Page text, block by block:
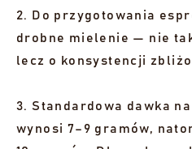
2. Do przygotowania
drobne mielenie — nie
lecz o konsystencji
3. Standardowa dawka
wynosi 7–9 gramów,